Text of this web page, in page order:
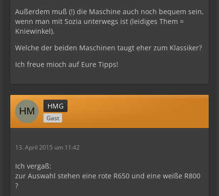
Außerdem muß (!) die Maschine auch noch bequem sein,
wenn man mit Sozia unterwegs ist (leidiges Them =
Kniewinkel).
Welche der beiden Maschinen taugt eher zum Klassiker?
Ich freue mioch auf Eure Tipps!
HMG
Gast
13. April 2015 um 11:42
Ich vergaß:
zur Auswahl stehen eine rote R650 und eine weiße R800
?